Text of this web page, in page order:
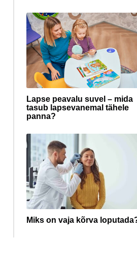
Lapse peavalu suvel – mida
tasub lapsevanemal tähele
panna?
Miks on vaja kõrva